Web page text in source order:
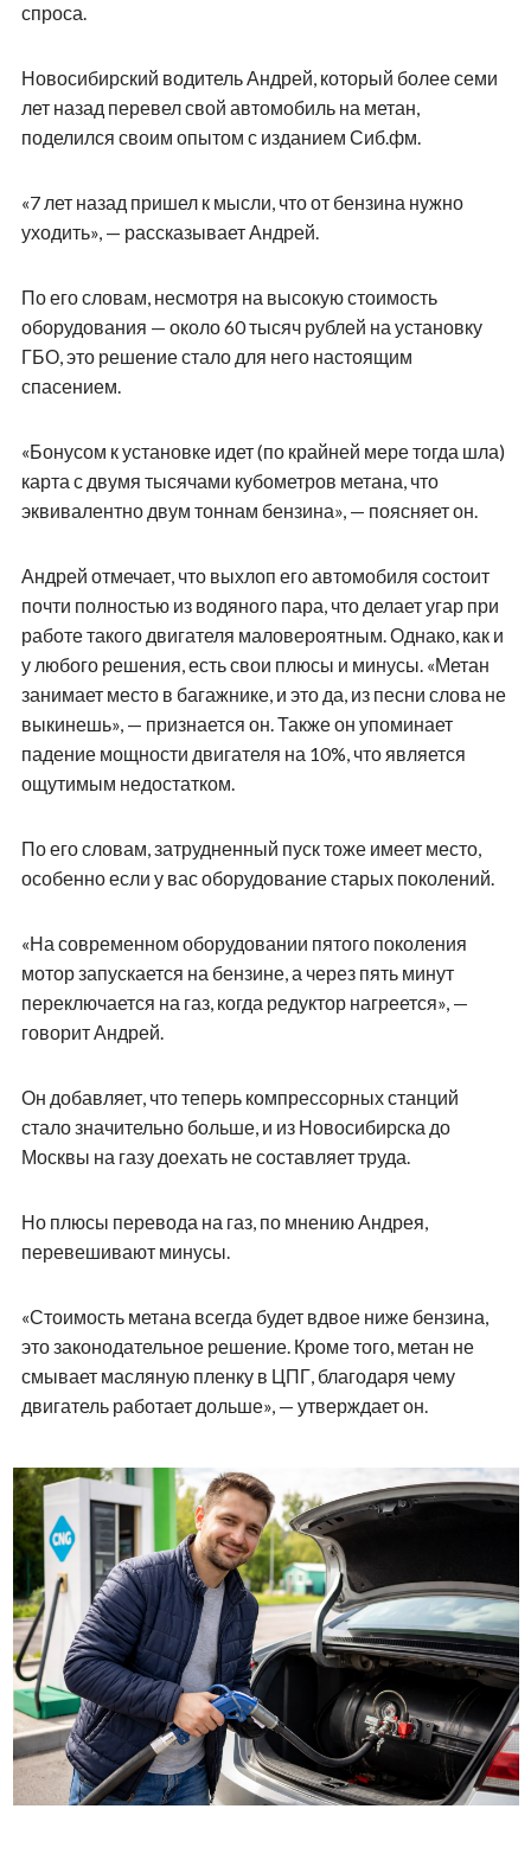
спроса.
Новосибирский водитель Андрей, который более семи
лет назад перевел свой автомобиль на метан,
поделился своим опытом с изданием Сиб.фм.
«7 лет назад пришел к мысли, что от бензина нужно
уходить», — рассказывает Андрей.
По его словам, несмотря на высокую стоимость
оборудования — около 60 тысяч рублей на установку
ГБО, это решение стало для него настоящим
спасением.
«Бонусом к установке идет (по крайней мере тогда шла)
карта с двумя тысячами кубометров метана, что
эквивалентно двум тоннам бензина», — поясняет он.
Андрей отмечает, что выхлоп его автомобиля состоит
почти полностью из водяного пара, что делает угар при
работе такого двигателя маловероятным. Однако, как и
у любого решения, есть свои плюсы и минусы. «Метан
занимает место в багажнике, и это да, из песни слова не
выкинешь», — признается он. Также он упоминает
падение мощности двигателя на 10%, что является
ощутимым недостатком.
По его словам, затрудненный пуск тоже имеет место,
особенно если у вас оборудование старых поколений.
«На современном оборудовании пятого поколения
мотор запускается на бензине, а через пять минут
переключается на газ, когда редуктор нагреется», —
говорит Андрей.
Он добавляет, что теперь компрессорных станций
стало значительно больше, и из Новосибирска до
Москвы на газу доехать не составляет труда.
Но плюсы перевода на газ, по мнению Андрея,
перевешивают минусы.
«Стоимость метана всегда будет вдвое ниже бензина,
это законодательное решение. Кроме того, метан не
смывает масляную пленку в ЦПГ, благодаря чему
двигатель работает дольше», — утверждает он.